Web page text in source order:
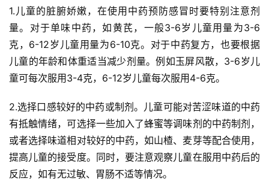
联
系
我
们
1.儿童的脏腑娇嫩，在使用中药预防感冒时要特别注意剂
量。对于单味中药，如黄芪，一般3-6岁儿童用量为3-6
克，6-12岁儿童用量为6-10克。对于中药复方，也要根据
儿童的年龄和体重适当减少剂量。例如玉屏风散，3-6岁儿
童可每次服用3-4克，6-12岁儿童每次服用4-6克。
2.选择口感较好的中药或制剂。儿童可能对苦涩味道的中药
有抵触情绪，可选择一些加入了蜂蜜等调味剂的中药制剂，
或者选择味道相对较好的中药，如山楂、麦芽等配合使用，
提高儿童的接受度。同时，要注意观察儿童在服用中药后的
反应，如有无过敏、胃肠不适等情况。